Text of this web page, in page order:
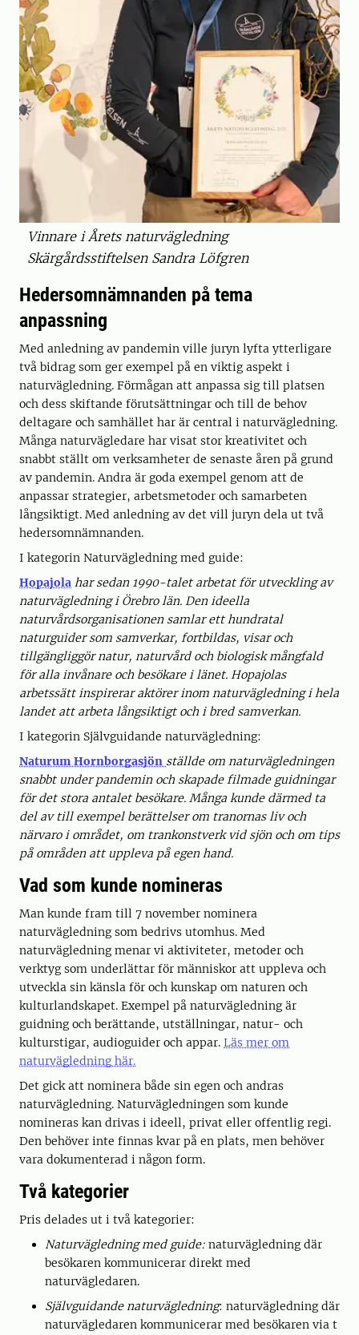
Vinnare i Årets naturvägledning
Skärgårdsstiftelsen Sandra Löfgren
Hedersomnämnanden på tema
anpassning
Med anledning av pandemin ville juryn lyfta ytterligare
två bidrag som ger exempel på en viktig aspekt i
naturvägledning. Förmågan att anpassa sig till platsen
och dess skiftande förutsättningar och till de behov
deltagare och samhället har är central i naturvägledning.
Många naturvägledare har visat stor kreativitet och
snabbt ställt om verksamheter de senaste åren på grund
av pandemin. Andra är goda exempel genom att de
anpassar strategier, arbetsmetoder och samarbeten
långsiktigt. Med anledning av det vill juryn dela ut två
hedersomnämnanden.
I kategorin Naturvägledning med guide:
Hopajola har sedan 1990-talet arbetat för utveckling av
naturvägledning i Örebro län. Den ideella
naturvårdsorganisationen samlar ett hundratal
naturguider som samverkar, fortbildas, visar och
tillgängliggör natur, naturvård och biologisk mångfald
för alla invånare och besökare i länet. Hopajolas
arbetssätt inspirerar aktörer inom naturvägledning i hela
landet att arbeta långsiktigt och i bred samverkan.
I kategorin Självguidande naturvägledning:
Naturum Hornborgasjön ställde om naturvägledningen
snabbt under pandemin och skapade filmade guidningar
för det stora antalet besökare. Många kunde därmed ta
del av till exempel berättelser om tranornas liv och
närvaro i området, om trankonstverk vid sjön och om tips
på områden att uppleva på egen hand.
Vad som kunde nomineras
Man kunde fram till 7 november nominera
naturvägledning som bedrivs utomhus. Med
naturvägledning menar vi aktiviteter, metoder och
verktyg som underlättar för människor att uppleva och
utveckla sin känsla för och kunskap om naturen och
kulturlandskapet. Exempel på naturvägledning är
guidning och berättande, utställningar, natur- och
kulturstigar, audioguider och appar. Läs mer om
naturvägledning här.
Det gick att nominera både sin egen och andras
naturvägledning. Naturvägledningen som kunde
nomineras kan drivas i ideell, privat eller offentlig regi.
Den behöver inte finnas kvar på en plats, men behöver
vara dokumenterad i någon form.
Två kategorier
Pris delades ut i två kategorier:
Naturvägledning med guide: naturvägledning där
besökaren kommunicerar direkt med
naturvägledaren.
Självguidande naturvägledning: naturvägledning där
naturvägledaren kommunicerar med besökaren via t